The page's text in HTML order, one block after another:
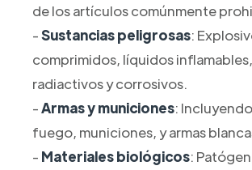
de los artículos comúnmente
-Sustancias peligrosas:
comprimidos, líquidos
radiactivos y corrosivos.
-Armas y municiones:
fuego, municiones, y armas
- Materiales biológicos: